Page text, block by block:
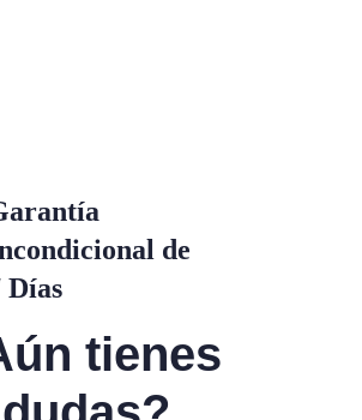
de
Días
tienes